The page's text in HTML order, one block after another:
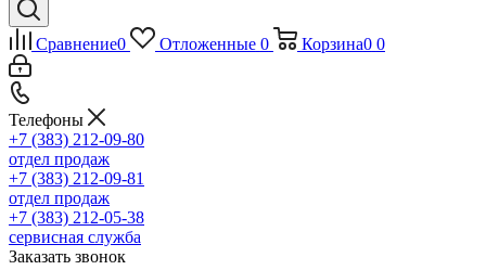
Сравнение0 Отложенные 0 Корзина0 0
Телефоны
+7 (383) 212-09-80
отдел продаж
+7 (383) 212-09-81
отдел продаж
+7 (383) 212-05-38
сервисная служба
Заказать звонок